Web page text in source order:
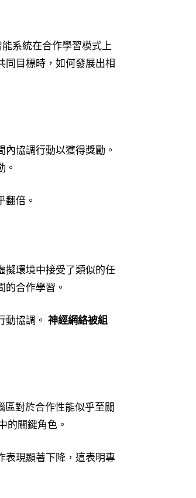
系統在合作學習模式上
同目標時，如何發展出相
協調行動以獲得獎勵。
。
倍。
擬環境中接受了類似的任
合作學習。
動協調。神經網絡被組
區對於合作性能似乎至關
的關鍵角色。
表現顯著下降，這表明專